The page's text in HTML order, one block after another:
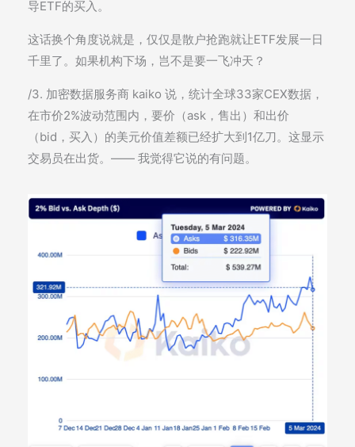
导ETF的买入。
这话换个角度说就是，仅仅是散户抢跑就让ETF发展一日
千里了。如果机构下场，岂不是要一飞冲天？
/3. 加密数据服务商 kaiko 说，统计全球33家CEX数据，
在市价2%波动范围内，要价（ask，售出）和出价
（bid，买入）的美元价值差额已经扩大到1亿刀。这显示
交易员在出货。—— 我觉得它说的有问题。